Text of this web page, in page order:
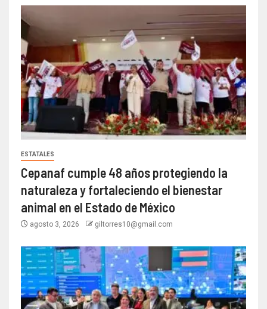
ESTATALES
Cepanaf cumple 48 años protegiendo la
naturaleza y fortaleciendo el bienestar
animal en el Estado de México
agosto 3, 2026 giltorres10@gmail.com